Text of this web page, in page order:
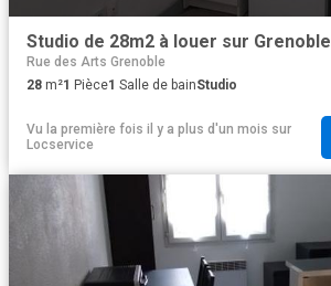
Studio de 28m2 à louer sur Grenoble
Rue des Arts Grenoble
28 m²1 Pièce1 Salle de bainStudio
Vu la première fois il y a plus d'un mois sur
Locservice